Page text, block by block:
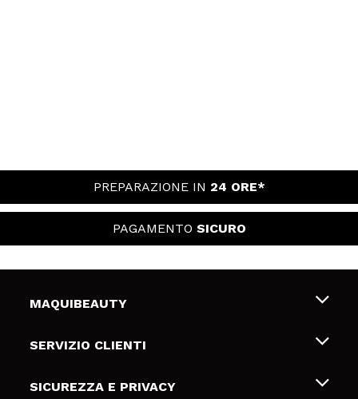
PREPARAZIONE IN 24 ORE*
PAGAMENTO SICURO
MAQUIBEAUTY
Chi siamo
Gift Cards
SERVIZIO CLIENTI
Spedizioni & Resi
SICUREZZA E PRIVACY